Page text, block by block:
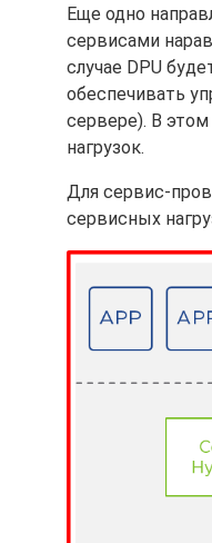
Еще одно
сервисами
случае DPU
обеспечивать
сервере). В
нагрузок.
Для сервис-
сервисных